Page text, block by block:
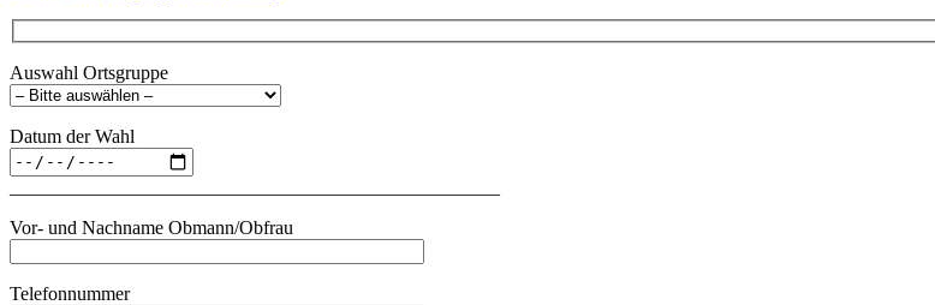
Auswahl Ortsgruppe
Datum der Wahl
Vor- und Nachname Obmann/Obfrau
Telefonnummer